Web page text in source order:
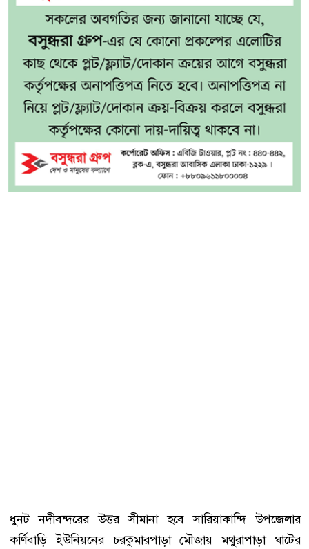
ধুনট নদীবন্দরের উত্তর সীমানা হবে সারিয়াকান্দি উপজেলার
কর্ণিবাড়ি ইউনিয়নের চরকুমারপাড়া মৌজায় মথুরাপাড়া ঘাটের